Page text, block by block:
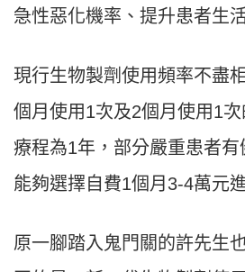
急性惡化機率、提升患者生
現行生物製劑使用頻率不盡
個月使用1次及2個月使用1
療程為1年，部分嚴重患者
能夠選擇自費1個月3-4萬元
原一腳踏入鬼門關的許先生